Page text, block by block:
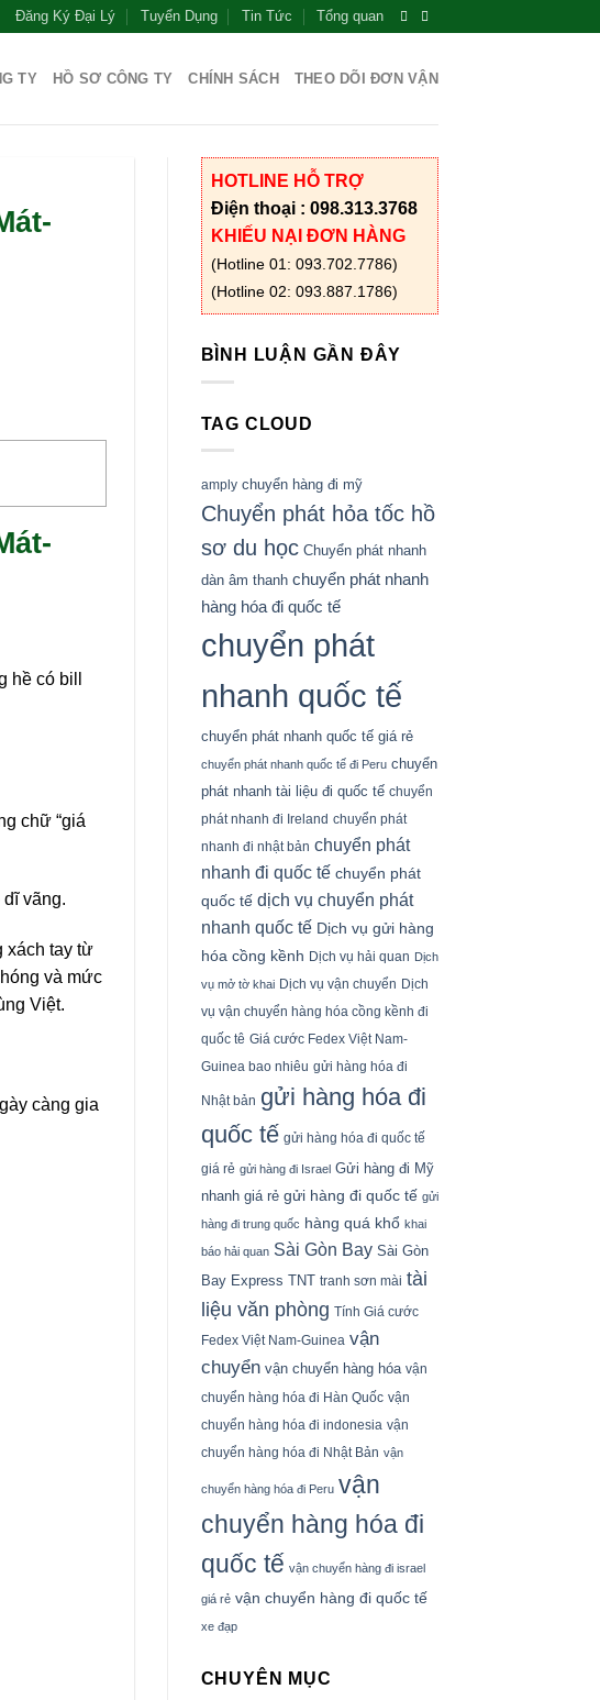
Đăng Ký Đại Lý Tuyển Dụng Tin Tức Tổng quan
TY HỒ SƠ CÔNG TY CHÍNH SÁCH THEO DÕI ĐƠN VẬN
hề có bill
chữ “giá
vãng.
xách tay từ
và mức
Việt.
càng gia
HOTLINE HỖ TRỢ
Điện thoại : 098.313.3768
KHIẾU NẠI ĐƠN HÀNG
(Hotline 01: 093.702.7786)
(Hotline 02: 093.887.1786)
BÌNH LUẬN GẦN ĐÂY
TAG CLOUD
amply chuyển hàng đi mỹ
Chuyển phát hỏa tốc hồ
sơ du học Chuyển phát nhanh
dàn âm thanh chuyển phát nhanh
hàng hóa đi quốc tế
chuyển phát
nhanh quốc tế
chuyển phát nhanh quốc tế giá rẻ
chuyển phát nhanh quốc tế đi Peru chuyển
phát nhanh tài liệu đi quốc tế chuyển
phát nhanh đi Ireland chuyển phát
nhanh đi nhật bản chuyển phát
nhanh đi quốc tế chuyển phát
quốc tế dịch vụ chuyển phát
nhanh quốc tế Dịch vụ gửi hàng
hóa cồng kềnh Dịch vụ hải quan Dịch
vụ mở tờ khai Dịch vụ vận chuyển Dịch
vụ vận chuyển hàng hóa cồng kềnh đi
quốc tê Giá cước Fedex Việt Nam-
Guinea bao nhiêu gửi hàng hóa đi
Nhật bản gửi hàng hóa đi
quốc tế gửi hàng hóa đi quốc tế
giá rẻ gửi hàng đi Israel Gửi hàng đi Mỹ
nhanh giá rẻ gửi hàng đi quốc tế gửi
hàng đi trung quốc hàng quá khổ khai
báo hải quan Sài Gòn Bay Sài Gòn
Bay Express TNT tranh sơn mài tài
liệu văn phòng Tính Giá cước
Fedex Việt Nam-Guinea vận
chuyển vận chuyển hàng hóa vận
chuyển hàng hóa đi Hàn Quốc vận
chuyển hàng hóa đi indonesia vận
chuyển hàng hóa đi Nhật Bản vận
chuyển hàng hóa đi Peru vận
chuyển hàng hóa đi
quốc tế vận chuyển hàng đi israel
giá rẻ vận chuyển hàng đi quốc tế
xe đạp
CHUYÊN MỤC